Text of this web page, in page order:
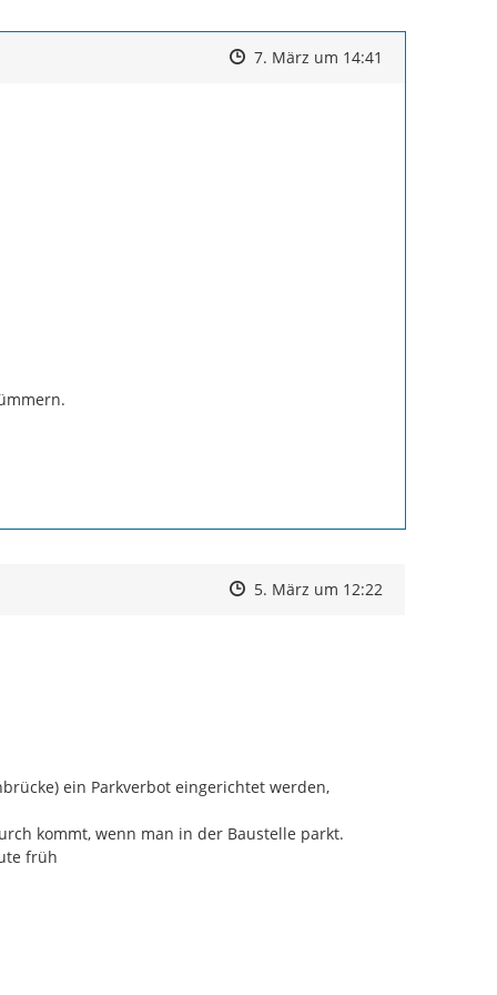
Zeitpunkt des Erstellens
Zeitpunkt des Erstellens
7. März um 14:41
Zeitpunkt des Erstellens
Zeitpunkt des Erstellens
5. März um 12:22Zur Äußerung
ein Parkverbot eingerichtet werden,
kommt, wenn man in der Baustelle parkt.
früh